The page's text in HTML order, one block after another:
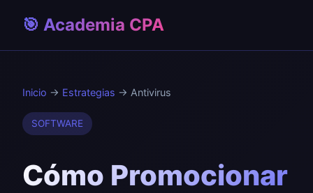
🎯 Academia CPA
Inicio → Estrategias → Antivirus
SOFTWARE
Cómo Promocionar